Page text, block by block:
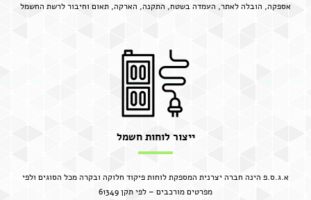
אספקה, הובלה לאתר, העמדה בשטח, התקנה, הארקה, תאום וחיבור לרשת החשמל
ייצור לוחות חשמל
א.ג.ס.פ הינה חברה יצרנית המספקת לוחות פיקוד חלוקה ובקרה מכל הסוגים ולפי
מפרטים מורכבים – לפי תקן 61349